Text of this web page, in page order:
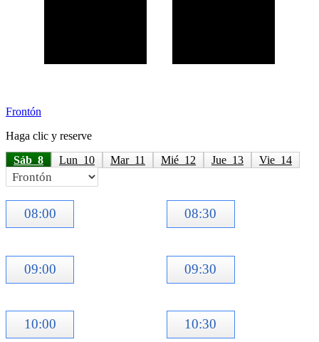
Frontón
Haga clic y reserve
Sáb  8
Lun  10 Mar  11 Mié  12 Jue  13 Vie  14
08:00 08:30
09:00 09:30
10:00 10:30